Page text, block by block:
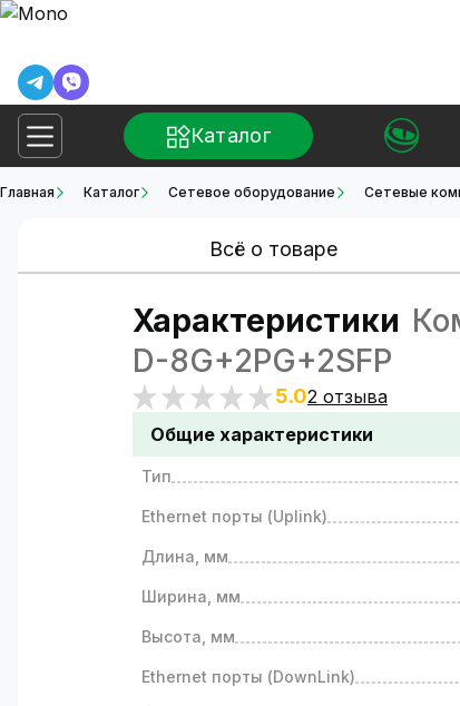
Каталог
Главная Каталог Сетевое оборудование Сетевые
Всё о товаре
Характеристики
D-8G+2PG+2SFP
5.02 отзыва
Общие характеристики
Тип
Ethernet порты (Uplink)
Длина, мм
Ширина, мм
Высота, мм
Ethernet порты (DownLink)